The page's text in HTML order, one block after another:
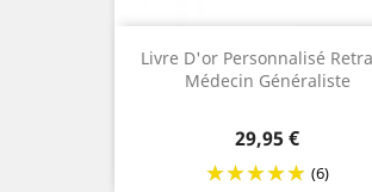
Livre D'or Personnalisé
Médecin Généraliste
Prix
29,95 €
(6)